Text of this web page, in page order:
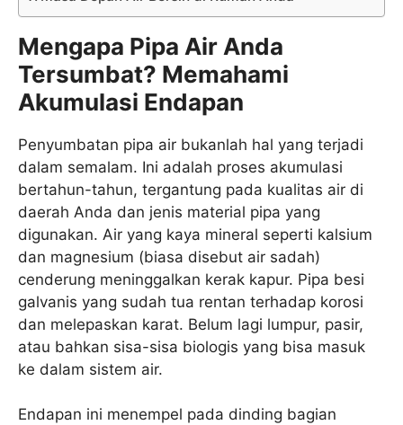
Mengapa Pipa Air Anda
Tersumbat? Memahami
Akumulasi Endapan
Penyumbatan pipa air bukanlah hal yang terjadi
dalam semalam. Ini adalah proses akumulasi
bertahun-tahun, tergantung pada kualitas air di
daerah Anda dan jenis material pipa yang
digunakan. Air yang kaya mineral seperti kalsium
dan magnesium (biasa disebut air sadah)
cenderung meninggalkan kerak kapur. Pipa besi
galvanis yang sudah tua rentan terhadap korosi
dan melepaskan karat. Belum lagi lumpur, pasir,
atau bahkan sisa-sisa biologis yang bisa masuk
ke dalam sistem air.
Endapan ini menempel pada dinding bagian